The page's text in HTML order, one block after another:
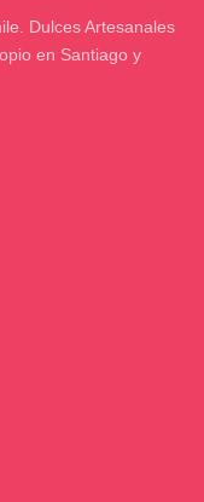
Dulces Artesanales
en Santiago y